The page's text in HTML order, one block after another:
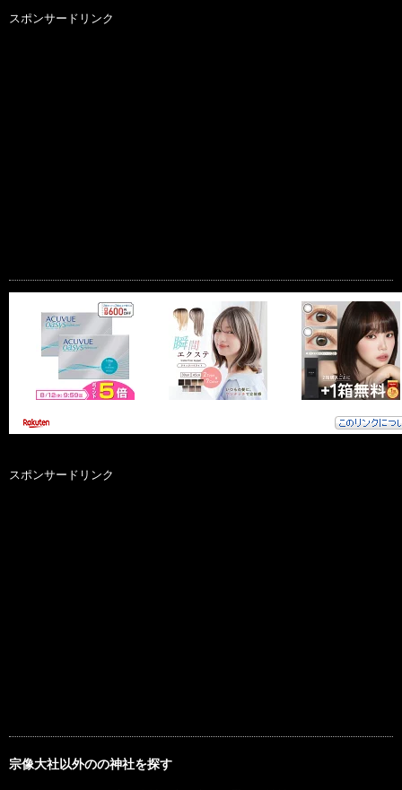
スポンサードリンク
スポンサードリンク
宗像大社以外のの神社を探す